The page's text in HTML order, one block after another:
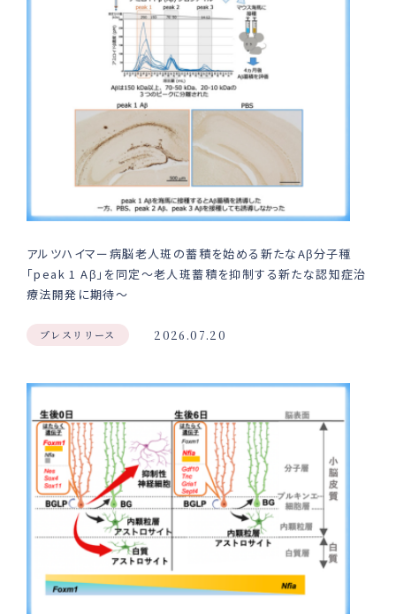
アルツハイマー病脳老人斑の蓄積を始める新たなAβ分子種
「peak 1 Aβ」を同定〜老人斑蓄積を抑制する新たな認知症治
療法開発に期待〜
プレスリリース 2026.07.20